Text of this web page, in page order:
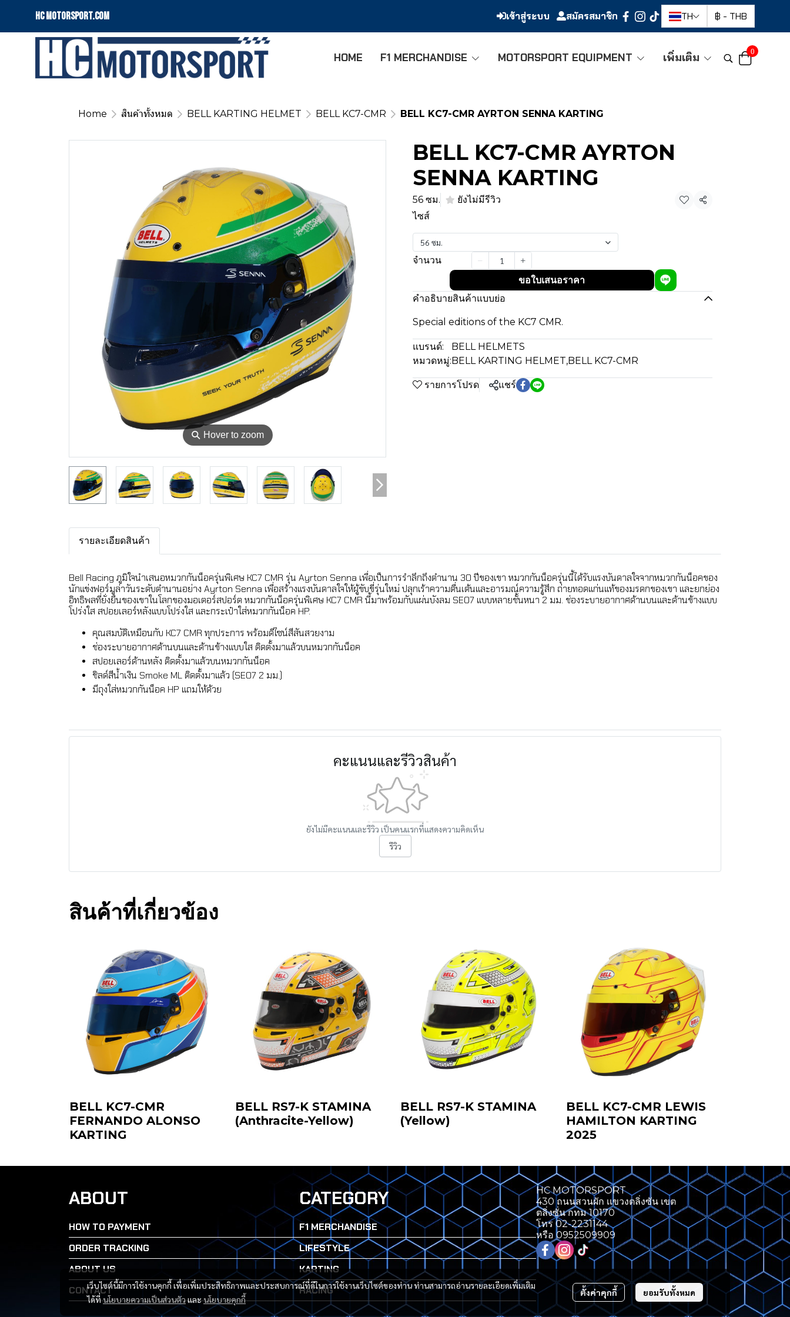
HC motorsport.COM เข้าสู่ระบบ สมัครสมาชิก TH ฿ - THB
HOME F1 MERCHANDISE MOTORSPORT EQUIPMENT เพิ่มเติม 0
Home สินค้าทั้งหมด BELL KARTING HELMET BELL KC7-CMR BELL KC7-CMR AYRTON SENNA KARTING
⚲ Hover to zoom
BELL KC7-CMR AYRTON
SENNA KARTING
56 ซม. ยังไม่มีรีวิว
แชร์
ไซส์
56 ซม.
จำนวน
ขอใบเสนอราคา
คำอธิบายสินค้าแบบย่อ
Special editions of the KC7 CMR.
แบรนด์:
BELL HELMETS
หมวดหมู่:BELL KARTING HELMET,BELL KC7-CMR
รายการโปรด แชร์
รายละเอียดสินค้า
Bell Racing ภูมิใจนำเสนอหมวกกันน็อครุ่นพิเศษ KC7 CMR รุ่น Ayrton Senna เพื่อเป็นการรำลึกถึงตำนาน 30 ปีของเขา หมวกกันน็อครุ่นนี้ได้รับแรงบันดาลใจจากหมวกกันน็อคของ
นักแข่งฟอร์มูล่าวันระดับตำนานอย่าง Ayrton Senna เพื่อสร้างแรงบันดาลใจให้ผู้ขับขี่รุ่นใหม่ ปลุกเร้าความตื่นเต้นและอารมณ์ความรู้สึก ถ่ายทอดแก่นแท้ของมรดกของเขา และยกย่อง
อิทธิพลที่ยั่งยืนของเขาในโลกของมอเตอร์สปอร์ต หมวกกันน็อครุ่นพิเศษ KC7 CMR นี้มาพร้อมกับแผ่นบังลม SE07 แบบหลายชั้นหนา 2 มม. ช่องระบายอากาศด้านบนและด้านข้างแบบ
โปร่งใส สปอยเลอร์หลังแบบโปร่งใส และกระเป๋าใส่หมวกกันน็อค HP.
คุณสมบัติเหมือนกับ KC7 CMR ทุกประการ พร้อมดีไซน์สีสันสวยงาม
ช่องระบายอากาศด้านบนและด้านข้างแบบใส ติดตั้งมาแล้วบนหมวกกันน็อค
สปอยเลอร์ด้านหลัง ติดตั้งมาแล้วบนหมวกกันน็อค
ชิลด์สีน้ำเงิน Smoke ML ติดตั้งมาแล้ว (SE07 2 มม.)
มีถุงใส่หมวกกันน็อค HP แถมให้ด้วย
คะแนนและรีวิวสินค้า
ยังไม่มีคะแนนและรีวิว เป็นคนแรกที่แสดงความคิดเห็น
รีวิว
สินค้าที่เกี่ยวข้อง
BELL KC7-CMR
FERNANDO ALONSO
KARTING
BELL RS7-K STAMINA
(Anthracite-Yellow)
BELL RS7-K STAMINA
(Yellow)
BELL KC7-CMR LEWIS
HAMILTON KARTING
2025
เว็บไซต์นี้มีการใช้งานคุกกี้ เพื่อเพิ่มประสิทธิภาพและประสบการณ์ที่ดีในการใช้งานเว็บไซต์ของท่าน ท่านสามารถอ่านรายละเอียดเพิ่มเติม
ได้ที่นโยบายความเป็นส่วนตัวและนโยบายคุกกี้
ตั้งค่าคุกกี้ ยอมรับทั้งหมด
ABOUT
HOW TO PAYMENT
ORDER TRACKING
ABOUT US
CONTACT
CATEGORY
F1 MERCHANDISE
LIFESTYLE
KARTING
RACING
HC MOTORSPORT
430 ถนนสวนผัก เเขวงตลิ่งซัน เขต
ตลิ่งซั่น กทม 10170
โทร 02-2231144
หรือ 0952509909